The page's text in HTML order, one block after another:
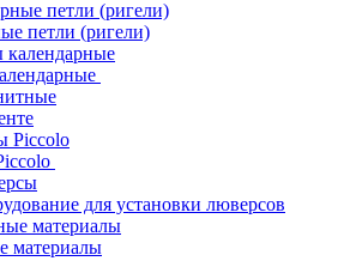
петли (ригели)
для установки люверсов
материалы